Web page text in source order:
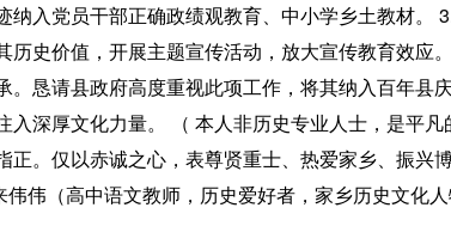
入党员干部正确政绩观教育、中小学乡土教材。
史价值，开展主题宣传活动，放大宣传教育效应
恳请县政府高度重视此项工作，将其纳入百年县
深厚文化力量。 （ 本人非历史专业人士，是平
。仅以赤诚之心，表尊贤重士、热爱家乡、振兴
伟（高中语文教师，历史爱好者，家乡历史文化